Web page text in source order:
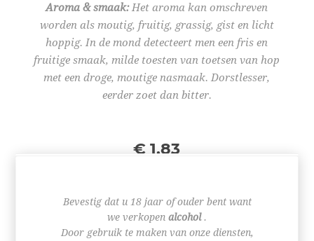
Aroma & smaak:Het aroma kan omschreven
worden als moutig, fruitig, grassig, gist en licht
hoppig. In de mond detecteert men een fris en
fruitige smaak, milde toesten van toetsen van hop
met een droge, moutige nasmaak. Dorstlesser,
eerder zoet dan bitter.
€ 1,83
+
Bevestig dat u 18 jaar of ouder bent want
we verkopen alcohol.
Door gebruik te maken van onze diensten,